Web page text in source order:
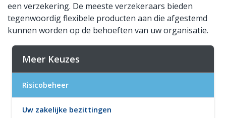
een verzekering. De meeste verzekeraars bieden
tegenwoordig flexibele producten aan die afgestemd
kunnen worden op de behoeften van uw organisatie.
Meer Keuzes
Risicobeheer
Uw zakelijke bezittingen